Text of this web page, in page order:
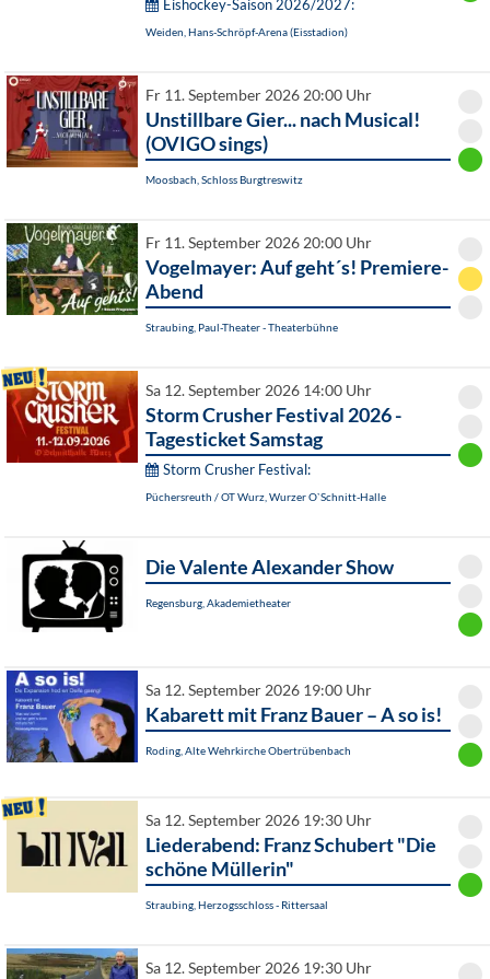
Eishockey-Saison 2026/2027:
Weiden, Hans-Schröpf-Arena (Eisstadion)
Fr 11. September 2026 20:00 Uhr
Unstillbare Gier... nach Musical!
(OVIGO sings)
Moosbach, Schloss Burgtreswitz
Fr 11. September 2026 20:00 Uhr
Vogelmayer: Auf geht´s! Premiere-
Abend
Straubing, Paul-Theater - Theaterbühne
Sa 12. September 2026 14:00 Uhr
Storm Crusher Festival 2026 -
Tagesticket Samstag
Storm Crusher Festival:
Püchersreuth / OT Wurz, Wurzer O`Schnitt-Halle
Die Valente Alexander Show
Regensburg, Akademietheater
Sa 12. September 2026 19:00 Uhr
Kabarett mit Franz Bauer – A so is!
Roding, Alte Wehrkirche Obertrübenbach
Sa 12. September 2026 19:30 Uhr
Liederabend: Franz Schubert "Die
schöne Müllerin"
Straubing, Herzogsschloss - Rittersaal
Sa 12. September 2026 19:30 Uhr